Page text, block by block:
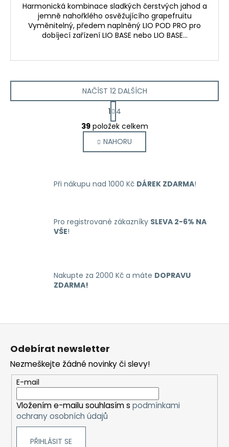
Harmonická kombinace sladkých čerstvých jahod a
jemně nahořklého osvěžujícího grapefruitu
Vyměnitelný, předem naplněný LIO POD PRO pro
dobíjecí zařízení LIO BASE nebo LIO BASE...
O
v
l
á
a
c
r
ý
u
NAČÍST 12 DALŠÍCH
S
t
r
á
n
k
á
1
4
39položek celkem
NAHORU
Při nákupu nad 1000 Kč DÁREK ZDARMA!
Pro registrované zákazníky SLEVA 2-6% NA
VŠE!
Nakupte za 2000 Kč a máte DOPRAVU
ZDARMA!
Z
Odebírat newsletter
Nezmeškejte žádné novinky či slevy!
E-mail
Vložením e-mailu souhlasím s podmínkami
ochrany osobních údajů
PŘIHLÁSIT SE